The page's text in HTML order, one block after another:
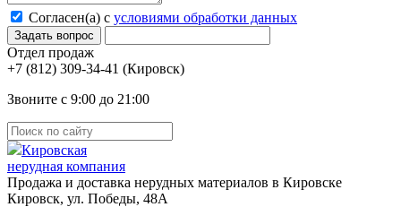
Согласен(а) с условиями обработки данных
Отдел продаж
(Кировск)
Звоните с 9:00 до 21:00
Кировская
нерудная компания
Продажа и доставка нерудных материалов в Кировске
Кировск, ул. Победы, 48А